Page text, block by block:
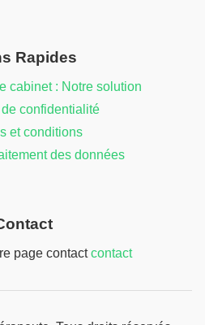
Rapides
cabinet : Notre solution
confidentialité
et conditions
des données
page contactcontact